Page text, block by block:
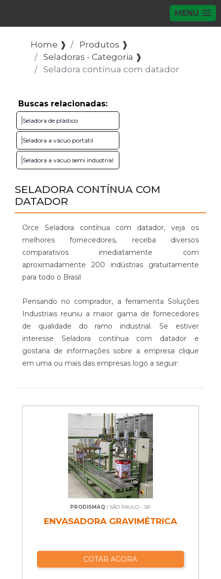
MENU
Home ❱
Produtos ❱
Seladoras - Categoria ❱
Seladora contínua com datador
Buscas relacionadas:
Seladora de plástico
Seladora a vácuo portátil
Seladora a vácuo semi industrial
SELADORA CONTÍNUA COM
DATADOR
Orce Seladora contínua com datador, veja os
melhores fornecedores, receba diversos
comparativos imediatamente com
aproximadamente 200 indústrias gratuitamente
para todo o Brasil
Pensando no comprador, a ferramenta Soluções
Industriais reuniu a maior gama de fornecedores
de qualidade do ramo industrial. Se estiver
interesse Seladora contínua com datador e
gostaria de informações sobre a empresa clique
em uma ou mais das empresas logo a seguir:
PRODISMAQ / SÃO PAULO - SP
ENVASADORA GRAVIMÉTRICA
COTAR AGORA